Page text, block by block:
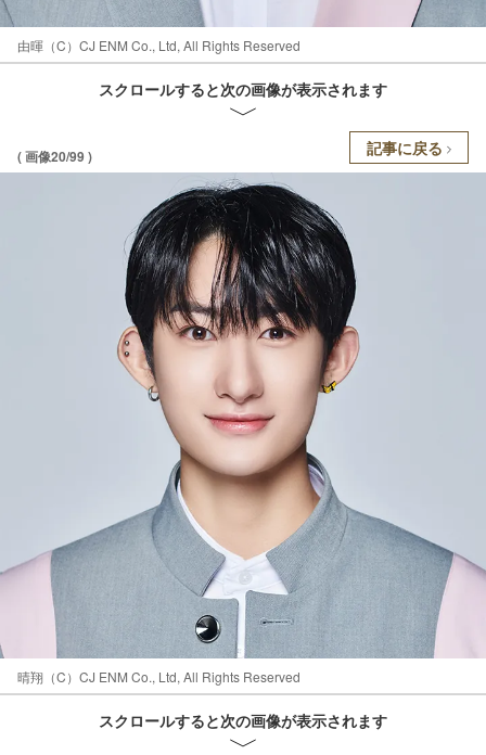
由暉（C）CJ ENM Co., Ltd, All Rights Reserved
スクロールすると次の画像が表示されます
( 画像20/99 ) 記事に戻る
晴翔（C）CJ ENM Co., Ltd, All Rights Reserved
スクロールすると次の画像が表示されます